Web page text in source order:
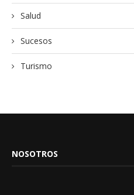
Salud
Sucesos
Turismo
NOSOTROS